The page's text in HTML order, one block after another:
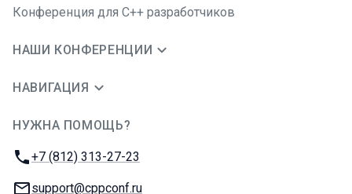
Конференция для C++ разработчиков
НАШИ КОНФЕРЕНЦИИ
НАВИГАЦИЯ
НУЖНА ПОМОЩЬ?
Телефон:
+7 (812) 313-27-23
E-mail:
support@cppconf.ru